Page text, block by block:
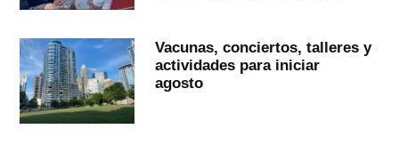
Vacunas, conciertos, talleres y
actividades para iniciar
agosto